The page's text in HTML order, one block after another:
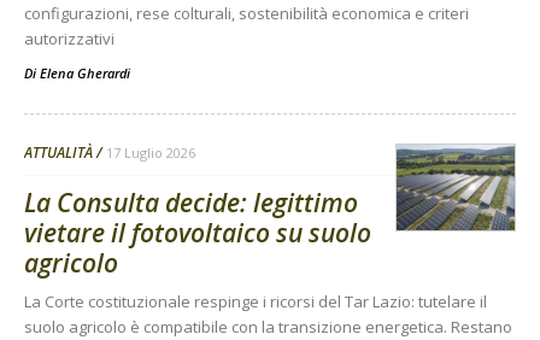
configurazioni, rese colturali, sostenibilità economica e criteri
autorizzativi
Di Elena Gherardi
ATTUALITÀ 17 Luglio 2026
La Consulta decide: legittimo
vietare il fotovoltaico su suolo
agricolo
La Corte costituzionale respinge i ricorsi del Tar Lazio: tutelare il
suolo agricolo è compatibile con la transizione energetica. Restano